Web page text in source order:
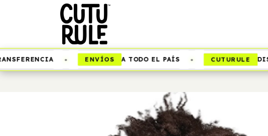
• ENVÍOS A TODO EL PAÍS • CUTURULE